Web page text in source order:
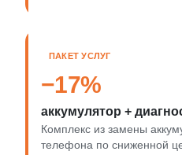
ПАКЕТ УСЛУГ
−17%
аккумулятор +
Комплекс из замены
телефона по сниженной